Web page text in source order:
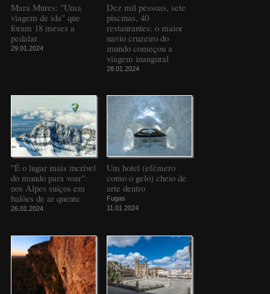
Mara Mures: "Uma
viagem de ida" que
foram 18 meses a
pedalar
29.01.2024
Dez mil pessoas, sete
piscinas, 40
restaurantes: o maior
navio cruzeiro do
mundo começou a
viagem inaugural
28.01.2024
"É o lugar mais incrível
do mundo para voar":
nos Alpes suíços em
balões de ar quente
26.01.2024
Um hotel (efémero
como o gelo) cheio de
arte dentro
Fugas
11.01.2024